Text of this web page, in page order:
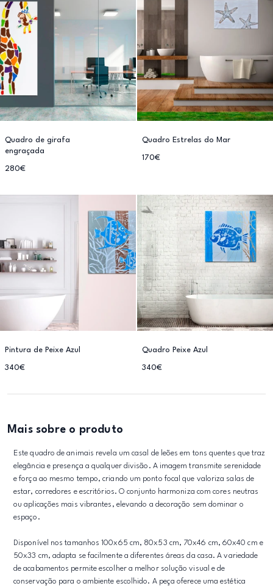
Quadro de girafa
engraçada
280€
Quadro Estrelas do Mar
170€
Pintura de Peixe Azul
340€
Quadro Peixe Azul
340€
Mais sobre o produto
Este quadro de animais revela um casal de leões em tons quentes que traz
elegância e presença a qualquer divisão. A imagem transmite serenidade
e força ao mesmo tempo, criando um ponto focal que valoriza salas de
estar, corredores e escritórios. O conjunto harmoniza com cores neutras
ou aplicações mais vibrantes, elevando a decoração sem dominar o
espaço.
Disponível nos tamanhos 100x65 cm, 80x53 cm, 70x46 cm, 60x40 cm e
50x33 cm, adapta se facilmente a diferentes áreas da casa. A variedade
de acabamentos permite escolher a melhor solução visual e de
conservação para o ambiente escolhido. A peça oferece uma estética